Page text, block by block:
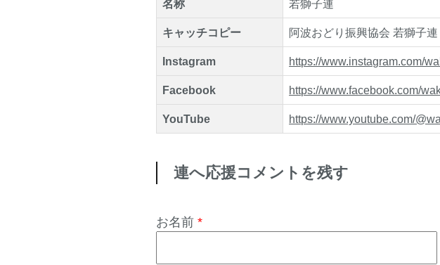
名称 若獅子連
キャッチコピー 阿波おどり振興協会 若獅子
Instagram https://www.instagram.com/
Facebook https://www.facebook.com/
YouTube https://www.youtube.com/
連へ応援コメントを残す
お名前 *